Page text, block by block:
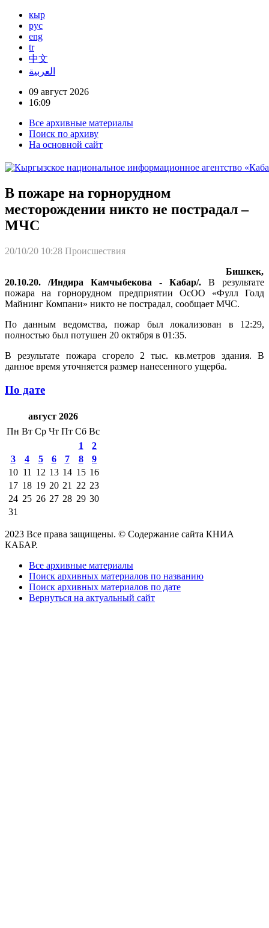
кыр
рус
eng
tr
中文
العربية
09 август 2026
16:09
Все архивные материалы
Поиск по архиву
На основной сайт
В пожаре на горнорудном
месторождении никто не пострадал –
МЧС
20/10/20 10:28 Происшествия
Бишкек,
20.10.20. /Индира Камчыбекова - Кабар/. В результате
пожара на горнорудном предприятии ОсОО «Фулл Голд
Майнинг Компани» никто не пострадал, сообщает МЧС.
По данным ведомства, пожар был локализован в 12:29,
полностью был потушен 20 октября в 01:35.
В результате пожара сгорело 2 тыс. кв.метров здания. В
данное время уточняется размер нанесенного ущерба.
По дате
август 2026
Пн Вт Ср Чт Пт Сб Вс
1
2
3
4 5 6 7 8
9
10 11 12 13 14 15 16
17 18 19 20 21 22 23
24 25 26 27 28 29 30
31
2023 Все права защищены. © Содержание сайта КНИА
КАБАР.
Все архивные материалы
Поиск архивных материалов по названию
Поиск архивных материалов по дате
Вернуться на актуальный сайт